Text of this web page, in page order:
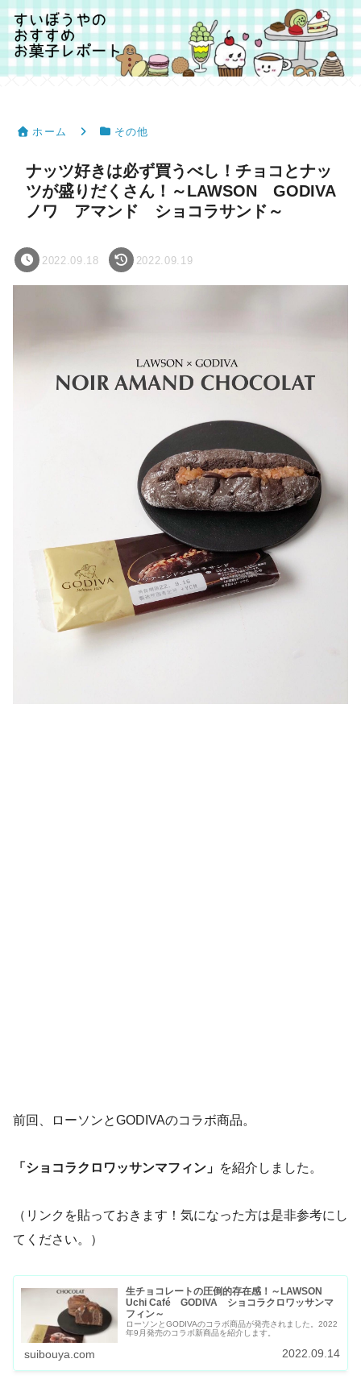
ホーム その他
ナッツ好きは必ず買うべし！チョコとナッ
ツが盛りだくさん！～LAWSON GODIVA
ノワ アマンド ショコラサンド～
2022.09.18 2022.09.19
前回、ローソンとGODIVAのコラボ商品。
「ショコラクロワッサンマフィン」 を紹介しました。
（リンクを貼っておきます！気になった方は是非参考にし
てください。）
生チョコレートの圧倒的存在感！～LAWSON
Uchi Café GODIVA ショコラクロワッサンマ
フィン～
ローソンとGODIVAのコラボ商品が発売されました。2022
年9月発売のコラボ新商品を紹介します。
suibouya.com 2022.09.14